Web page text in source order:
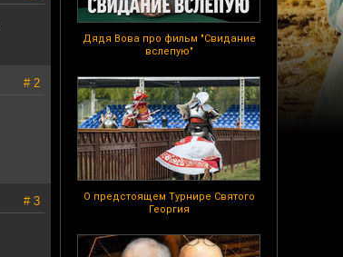
Дядя Вова про фильм "Свидание
вслепую"
О предстоящем Турнире Святого
Георгия
# 2
# 3